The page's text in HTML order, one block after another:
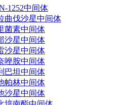
1252中间体
曲伐沙星中间体
菌素中间体
沙星中间体
沙星中间体
唑胺中间体
巴坦中间体
帕林中间体
沙星中间体